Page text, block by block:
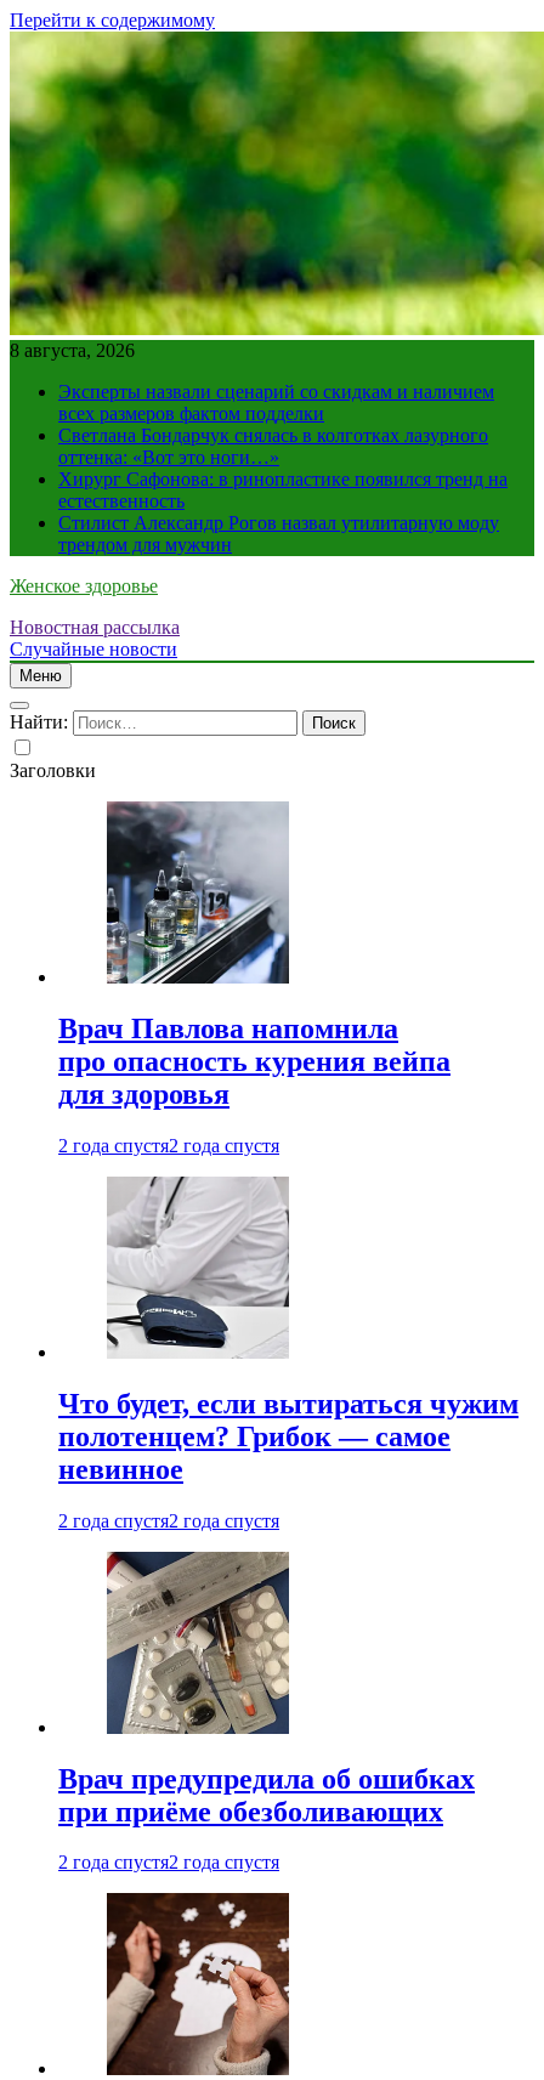
Перейти к содержимому
8 августа, 2026
Эксперты назвали сценарий со скидкам и наличием
всех размеров фактом подделки
Светлана Бондарчук снялась в колготках лазурного
оттенка: «Вот это ноги…»
Хирург Сафонова: в ринопластике появился тренд на
естественность
Стилист Александр Рогов назвал утилитарную моду
трендом для мужчин
Женское здоровье
Новостная рассылка
Случайные новости
Меню
Найти:
Заголовки
Врач Павлова напомнила
про опасность курения вейпа
для здоровья
2 года спустя2 года спустя
Что будет, если вытираться чужим
полотенцем? Грибок — самое
невинное
2 года спустя2 года спустя
Врач предупредила об ошибках
при приëме обезболивающих
2 года спустя2 года спустя